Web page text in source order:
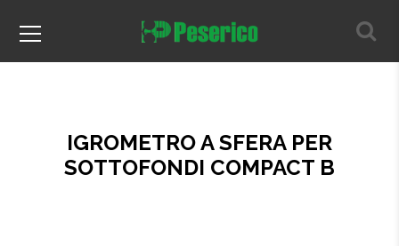
IGROMETRO A SFERA PER
SOTTOFONDI COMPACT B